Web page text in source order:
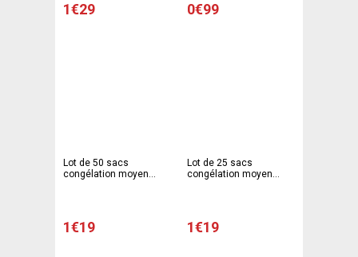
1€29 0€99
Lot de 50 sacs
congélation moyen
1€19
Lot de 25 sacs
congélation moyen
1€19